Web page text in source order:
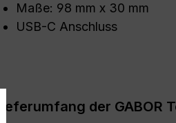
Maße: 98 mm x 30 mm
USB-C Anschluss
Lieferumfang der GABOR